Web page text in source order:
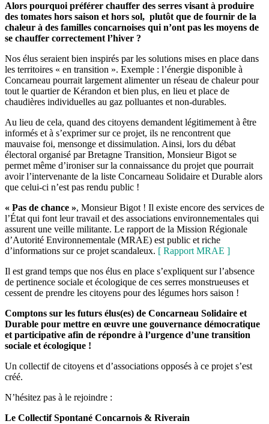
Alors pourquoi préférer chauffer des serres visant à produire
des tomates hors saison et hors sol, plutôt que de fournir de la
chaleur à des familles concarnoises qui n’ont pas les moyens de
se chauffer correctement l’hiver ?
Nos élus seraient bien inspirés par les solutions mises en place dans
les territoires « en transition ». Exemple : l’énergie disponible à
Concarneau pourrait largement alimenter un réseau de chaleur pour
tout le quartier de Kérandon et bien plus, en lieu et place de
chaudières individuelles au gaz polluantes et non-durables.
Au lieu de cela, quand des citoyens demandent légitimement à être
informés et à s’exprimer sur ce projet, ils ne rencontrent que
mauvaise foi, mensonge et dissimulation. Ainsi, lors du débat
électoral organisé par Bretagne Transition, Monsieur Bigot se
permet même d’ironiser sur la connaissance du projet que pourrait
avoir l’intervenante de la liste Concarneau Solidaire et Durable alors
que celui-ci n’est pas rendu public !
« Pas de chance », Monsieur Bigot ! Il existe encore des services de
l’État qui font leur travail et des associations environnementales qui
assurent une veille militante. Le rapport de la Mission Régionale
d’Autorité Environnementale (MRAE) est public et riche
d’informations sur ce projet scandaleux. [ Rapport MRAE ]
Il est grand temps que nos élus en place s’expliquent sur l’absence
de pertinence sociale et écologique de ces serres monstrueuses et
cessent de prendre les citoyens pour des légumes hors saison !
Comptons sur les futurs élus(es) de Concarneau Solidaire et
Durable pour mettre en œuvre une gouvernance démocratique
et participative afin de répondre à l’urgence d’une transition
sociale et écologique !
Un collectif de citoyens et d’associations opposés à ce projet s’est
créé.
N’hésitez pas à le rejoindre :
Le Collectif Spontané Concarnois & Riverain